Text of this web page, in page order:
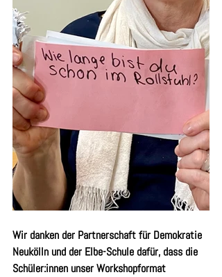
Wir danken der Partnerschaft für Demokratie
Neukölln und der Elbe-Schule dafür, dass die
Schüler:innen unser Workshopformat